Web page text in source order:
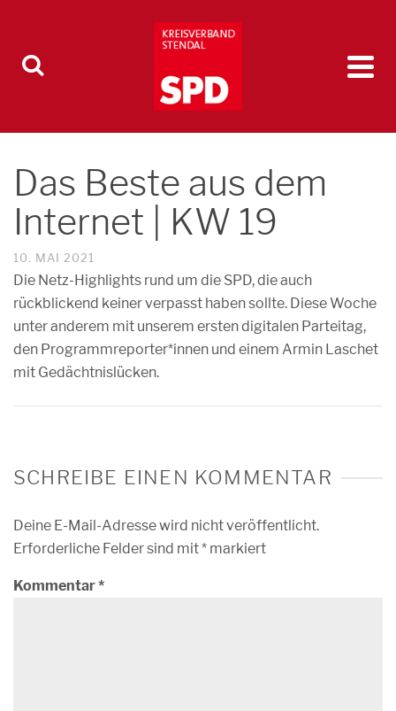
Das Beste aus dem
Internet | KW 19
10. MAI 2021
Die Netz-Highlights rund um die SPD, die auch
rückblickend keiner verpasst haben sollte. Diese Woche
unter anderem mit unserem ersten digitalen Parteitag,
den Programmreporter*innen und einem Armin Laschet
mit Gedächtnislücken.
SCHREIBE EINEN KOMMENTAR
Deine E-Mail-Adresse wird nicht veröffentlicht.
Erforderliche Felder sind mit* markiert
Kommentar*